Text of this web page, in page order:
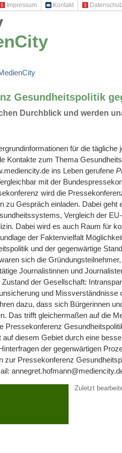
Gesundheitspolitik
Durchblick und werden
für die tägliche
Kontakte zum Thema
ins Leben gerufene
mit der
wird die
zu Gespräch einladen. Dabei geht
Vergleich der
Dabei wird es auch Raum für
der Faktenvielfalt
und der gegenwärtige
sich die
Journalistinnen und
der Gesellschaft:
und Missverständnisse
dazu, dass sich Bürgerinnen
Das trifft gleichermaßen auf die
Pressekonferenz
auf diesem Gebiet durch eine
der gegenwärtigen
zur Pressekonferenz
Zuletzt
Impressum Kontakt